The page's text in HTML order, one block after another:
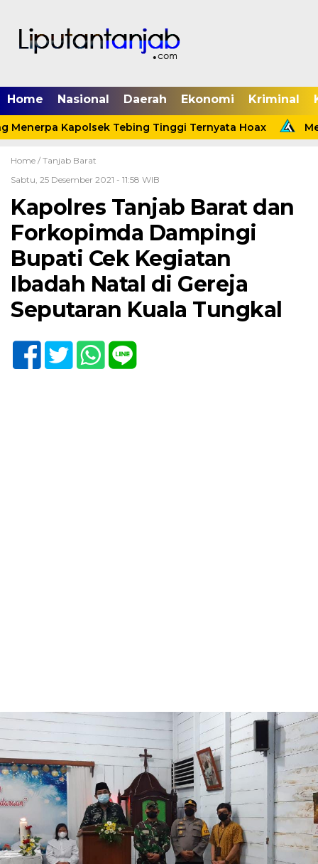
Home Nasional Daerah Ekonomi Kriminal
Kapolsek Tebing Tinggi Ternyata Hoax
Home / Tanjab Barat
Sabtu, 25 Desember 2021 - 11:58 WIB
Kapolres Tanjab Barat dan
Forkopimda Dampingi
Bupati Cek Kegiatan
Ibadah Natal di Gereja
Seputaran Kuala Tungkal